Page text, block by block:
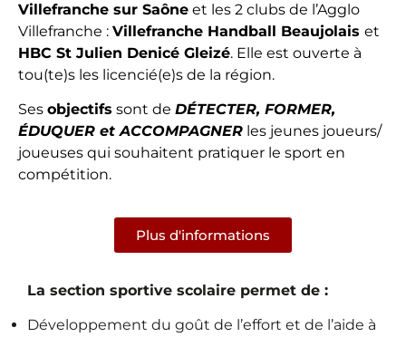
Villefranche sur Saône et les 2 clubs de l’Agglo
Villefranche : Villefranche Handball Beaujolais et
HBC St Julien Denicé Gleizé. Elle est ouverte à
tou(te)s les licencié(e)s de la région.
Ses objectifs sont de DÉTECTER, FORMER,
ÉDUQUER et ACCOMPAGNER les jeunes joueurs/
joueuses qui souhaitent pratiquer le sport en
compétition.
Plus d'informations
La section sportive scolaire permet de :
Développement du goût de l’effort et de l’aide à